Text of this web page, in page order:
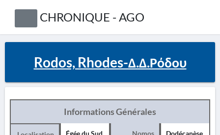
CHRONIQUE - AGO
Rodos, Rhodes-Δ.Δ.Ρόδου
Informations Générales
Égée du Sud Nomos Dodécanèse